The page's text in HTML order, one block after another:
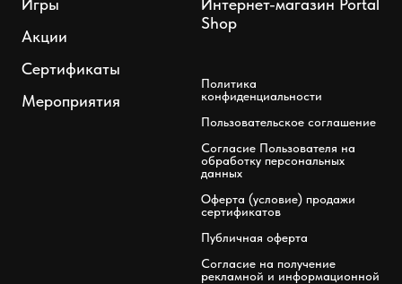
Игры
Акции
Сертификаты
Мероприятия
Интернет-магазин Portal
Shop
Политика
конфиденциальности
Пользовательское соглашение
Согласие Пользователя на
обработку персональных
данных
Оферта (условие) продажи
сертификатов
Публичная оферта
Согласие на получение
рекламной и информационной